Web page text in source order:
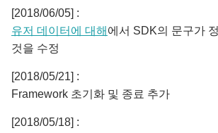
[2018/06/05] :
유저 데이터에 대해 에서 SDK의 문구가
것을 수정
[2018/05/21] :
Framework 초기화 및 종료 추가
[2018/05/18] :